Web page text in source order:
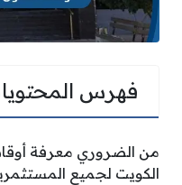
فهرس
من الضروري معرفة
الكويت لجميع